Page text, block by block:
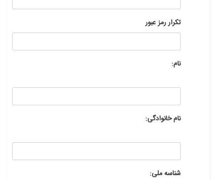
تکرار رمز عبور
نام:
نام خانوادگی:
شناسه ملی: